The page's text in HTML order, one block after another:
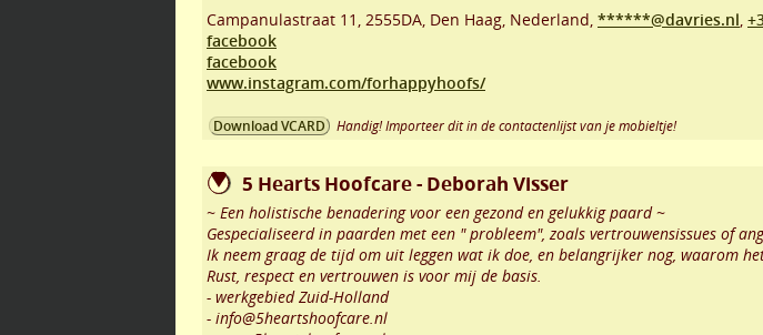
Campanulastraat 11 , 2555DA, Den Haag, Nederland, ******@davries.nl,
facebook
facebook
www.instagram.com/forhappyhoofs/
Download VCARD Handig! Importeer dit in de contactenlijst van je mobieltje!
5 Hearts Hoofcare - Deborah Visser
~ Een holistische benadering voor een gezond en gelukkig paard ~
Gespecialiseerd in paarden met een " probleem", zoals vertrouwensissues of
Ik neem graag de tijd om uit leggen wat ik doe, en belangrijker nog, waarom
Rust, respect en vertrouwen is voor mij de basis.
- werkgebied Zuid-Holland
- info@5heartshoofcare.nl